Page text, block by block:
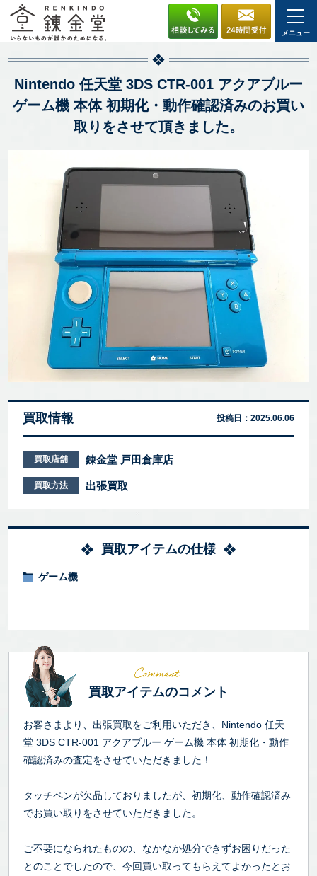
メニュー
Nintendo 任天堂 3DS CTR-001 アクアブルー
ゲーム機 本体 初期化・動作確認済みのお買い
取りをさせて頂きました。
買取情報 投稿日： 2025.06.06
買取店舗 錬金堂 戸田倉庫店
買取方法 出張買取
買取アイテムの仕様
ゲーム機
買取アイテムのコメント
お客さまより、出張買取をご利用いただき、Nintendo 任天
堂 3DS CTR-001 アクアブルー ゲーム機 本体 初期化・動作
確認済みの査定をさせていただきました！
タッチペンが欠品しておりましたが、初期化、動作確認済み
でお買い取りをさせていただきました。
ご不要になられたものの、なかなか処分できずお困りだった
とのことでしたので、今回買い取ってもらえてよかったとお